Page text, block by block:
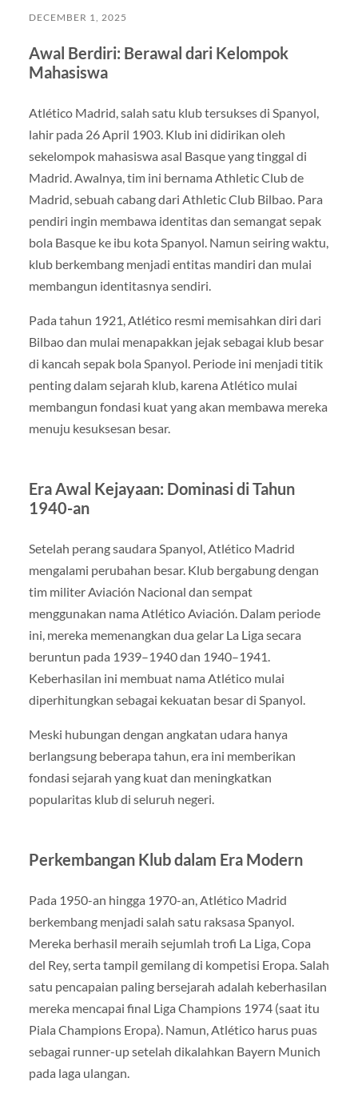
DECEMBER 1, 2025
Awal Berdiri: Berawal dari Kelompok
Mahasiswa
Atlético Madrid, salah satu klub tersukses di Spanyol,
lahir pada 26 April 1903. Klub ini didirikan oleh
sekelompok mahasiswa asal Basque yang tinggal di
Madrid. Awalnya, tim ini bernama Athletic Club de
Madrid, sebuah cabang dari Athletic Club Bilbao. Para
pendiri ingin membawa identitas dan semangat sepak
bola Basque ke ibu kota Spanyol. Namun seiring waktu,
klub berkembang menjadi entitas mandiri dan mulai
membangun identitasnya sendiri.
Pada tahun 1921, Atlético resmi memisahkan diri dari
Bilbao dan mulai menapakkan jejak sebagai klub besar
di kancah sepak bola Spanyol. Periode ini menjadi titik
penting dalam sejarah klub, karena Atlético mulai
membangun fondasi kuat yang akan membawa mereka
menuju kesuksesan besar.
Era Awal Kejayaan: Dominasi di Tahun
1940-an
Setelah perang saudara Spanyol, Atlético Madrid
mengalami perubahan besar. Klub bergabung dengan
tim militer Aviación Nacional dan sempat
menggunakan nama Atlético Aviación. Dalam periode
ini, mereka memenangkan dua gelar La Liga secara
beruntun pada 1939–1940 dan 1940–1941.
Keberhasilan ini membuat nama Atlético mulai
diperhitungkan sebagai kekuatan besar di Spanyol.
Meski hubungan dengan angkatan udara hanya
berlangsung beberapa tahun, era ini memberikan
fondasi sejarah yang kuat dan meningkatkan
popularitas klub di seluruh negeri.
Perkembangan Klub dalam Era Modern
Pada 1950-an hingga 1970-an, Atlético Madrid
berkembang menjadi salah satu raksasa Spanyol.
Mereka berhasil meraih sejumlah trofi La Liga, Copa
del Rey, serta tampil gemilang di kompetisi Eropa. Salah
satu pencapaian paling bersejarah adalah keberhasilan
mereka mencapai final Liga Champions 1974 (saat itu
Piala Champions Eropa). Namun, Atlético harus puas
sebagai runner-up setelah dikalahkan Bayern Munich
pada laga ulangan.